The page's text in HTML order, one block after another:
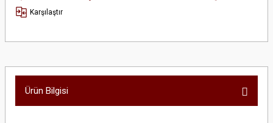
Karşılaştır
Ürün Bilgisi